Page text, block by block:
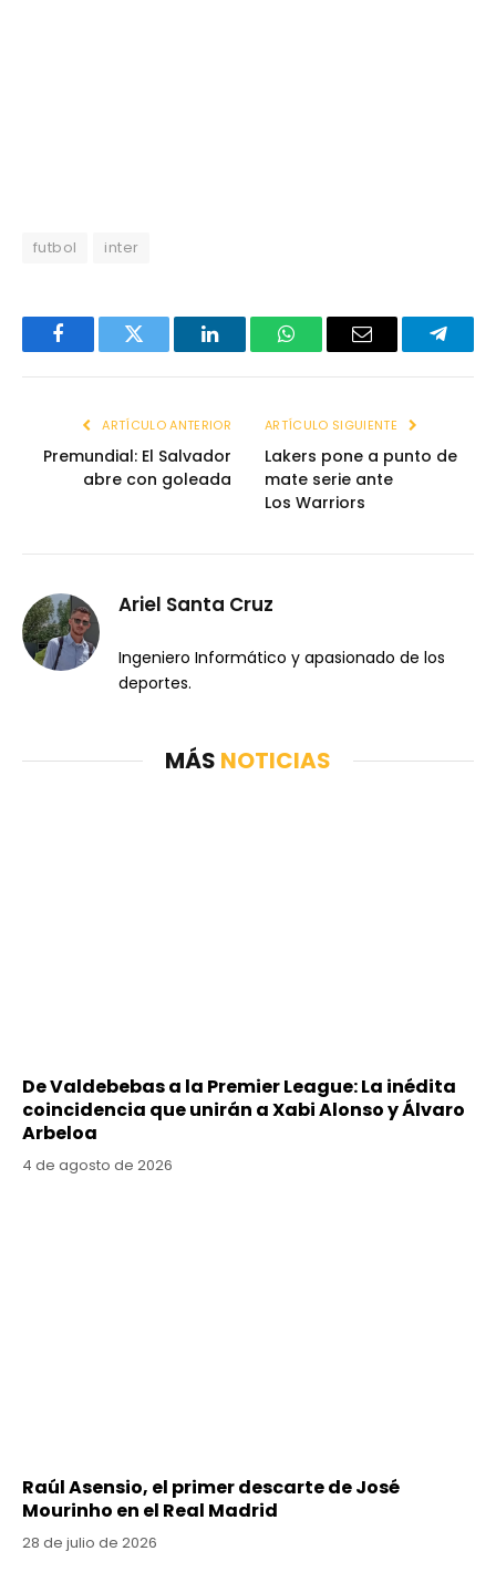
futbol inter
FacebookTwitter LinkedInWhatsAppEmail
ARTÍCULO ANTERIOR
Premundial: El Salvador
abre con goleada
ARTÍCULO SIGUIENTE
Lakers pone a punto de
mate serie ante
Los Warriors
Ariel Santa Cruz
Ingeniero Informático y apasionado de los
deportes.
MÁS NOTICIAS
De Valdebebas a la Premier League: La inédita
coincidencia que unirán a Xabi Alonso y Álvaro
Arbeloa
4 de agosto de 2026
Raúl Asensio, el primer descarte de José
Mourinho en el Real Madrid
28 de julio de 2026